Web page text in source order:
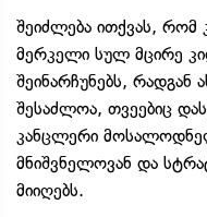
შეიძლება ითქვას, რომ
მერკელი სულ მცირე
შეინარჩუნებს,
შესაძლოა, თვეებიც
კანცლერი
მნიშვნელოვან და
მიიღებს.